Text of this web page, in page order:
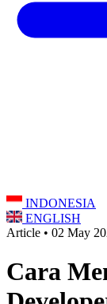
INDONESIA
ENGLISH
Article • 02 May
Cara